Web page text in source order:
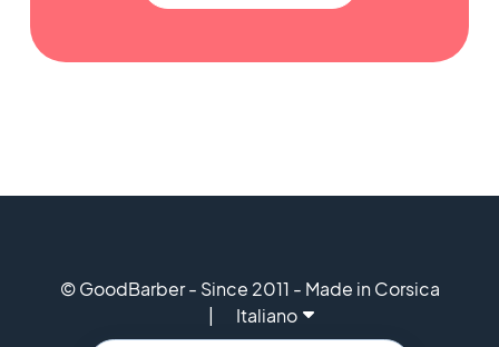
© GoodBarber - Since 2011 - Made in Corsica
Italiano